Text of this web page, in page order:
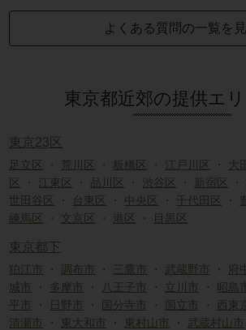
よくある質問の一覧を
東京都近郊の提供エ
東京23区
足立区 ・ 荒川区 ・板橋区 ・ 江戸川区 ・ 大
区
・ 江東区 ・ 品川区 ・ 渋谷区 ・ 新宿区 ・
世田谷区
・ 台東区 ・ 中央区 ・ 千代田区 ・
練馬区
・ 文京区 ・ 港区 ・ 目黒区
東京都下
狛江市 ・ 調布市 ・ 三鷹市 ・ 武蔵野市 ・ 府
城市
・ 多摩市 ・ 八王子市 ・ 立川市 ・ 昭島市
平市
・ 日野市 ・ 国分寺市 ・ 国立市 ・ 西東
清瀬市
・ 東大和市 ・ 東村山市 ・ 武蔵村山市